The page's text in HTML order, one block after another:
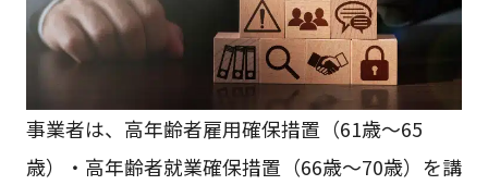
事業者は、高年齢者雇用確保措置（61歳～65
歳）・高年齢者就業確保措置（66歳～70歳）を講